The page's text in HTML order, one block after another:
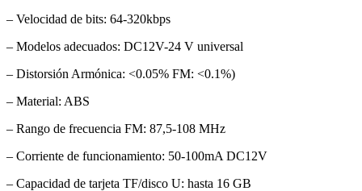
– Velocidad de bits: 64-320kbps
– Modelos adecuados: DC12V-24 V universal
– Distorsión Armónica: <0.05% FM: <0.1%)
– Material: ABS
– Rango de frecuencia FM: 87,5-108 MHz
– Corriente de funcionamiento: 50-100mA DC12V
– Capacidad de tarjeta TF/disco U: hasta 16 GB